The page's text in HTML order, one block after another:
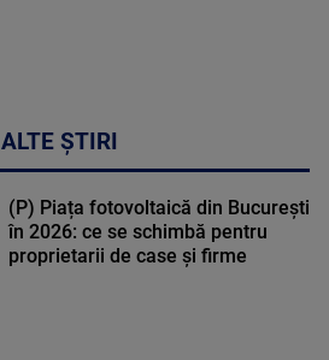
ALTE ȘTIRI
(P) Piața fotovoltaică din București
în 2026: ce se schimbă pentru
proprietarii de case și firme